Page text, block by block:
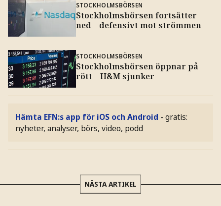
STOCKHOLMSBÖRSEN
Stockholmsbörsen fortsätter
ned – defensivt mot strömmen
STOCKHOLMSBÖRSEN
Stockholmsbörsen öppnar på
rött – H&M sjunker
Hämta EFN:s app för iOS och Android - gratis:
nyheter, analyser, börs, video, podd
NÄSTA ARTIKEL